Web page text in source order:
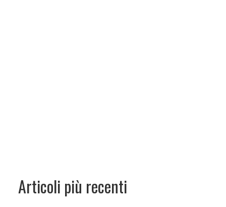
Articoli più recenti